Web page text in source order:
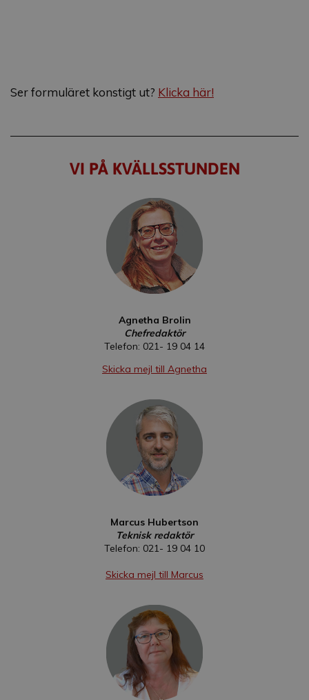
Ser formuläret konstigt ut? Klicka här!
VI PÅ KVÄLLSSTUNDEN
Agnetha Brolin
Chefredaktör
Telefon: 021- 19 04 14
Skicka mejl till Agnetha
Marcus Hubertson
Teknisk redaktör
Telefon: 021- 19 04 10
Skicka mejl till Marcus